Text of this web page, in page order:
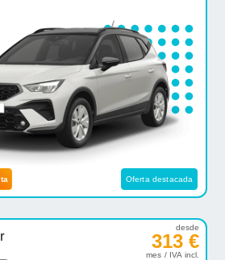
Oferta destacada
desde
313 €
mes / IVA incl.